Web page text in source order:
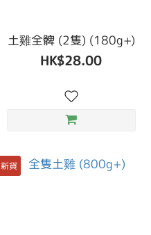
土雞全髀 (2隻) (180g+)
HK$28.00
新貨